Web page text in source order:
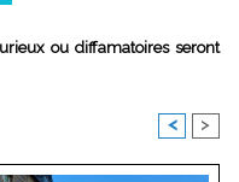
ou diffamatoires seront
< >